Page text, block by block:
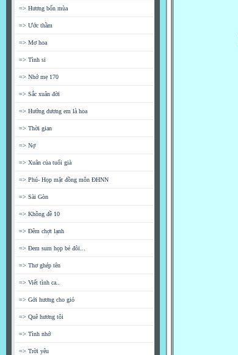
=> Hương bốn mùa
=> Ước thầm
=> Mơ hoa
=> Tình si
=> Nhớ mẹ 170
=> Sắc xuân đời
=> Hướng dương em là hoa
=> Thời gian
=> Nợ
=> Xuân của tuổi già
=> Phú- Họp mặt đồng môn ĐHNN
=> Sài Gòn
=> Không đề 10
=> Đêm chợt lạnh
=> Đem sum họp bẻ đôi...
=> Thơ ghép tên
=> Viết tình ca..
=> Gởi hương cho gió
=> Quê hương tôi
=> Tình nhớ
=> Trời yêu